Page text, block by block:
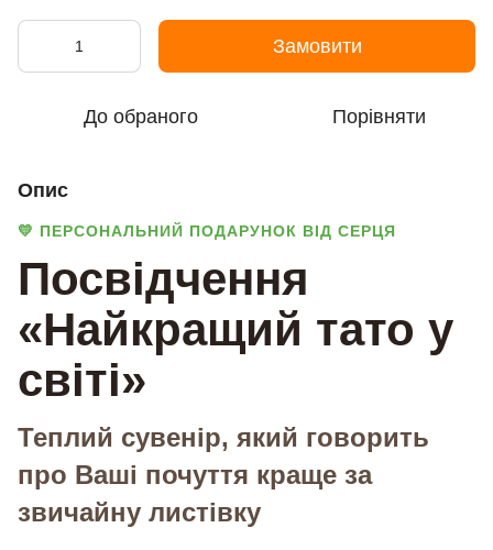
Замовити
До обраного Порівняти
Опис
💛 ПЕРСОНАЛЬНИЙ ПОДАРУНОК ВІД СЕРЦЯ
Посвідчення
«Найкращий тато у
світі»
Теплий сувенір, який говорить
про Ваші почуття краще за
звичайну листівку